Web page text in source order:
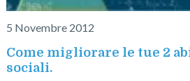
5 Novembre 2012
Come migliorare le tue 2
sociali.